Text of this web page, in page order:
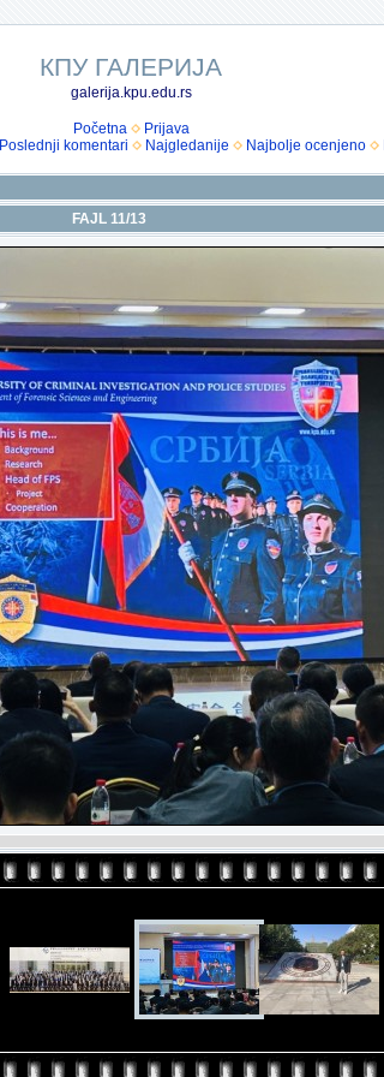
КПУ ГАЛЕРИЈА
galerija.kpu.edu.rs
Početna
Prijava
Poslednji komentari Najgledanije Najbolje ocenjeno
FAJL 11/13